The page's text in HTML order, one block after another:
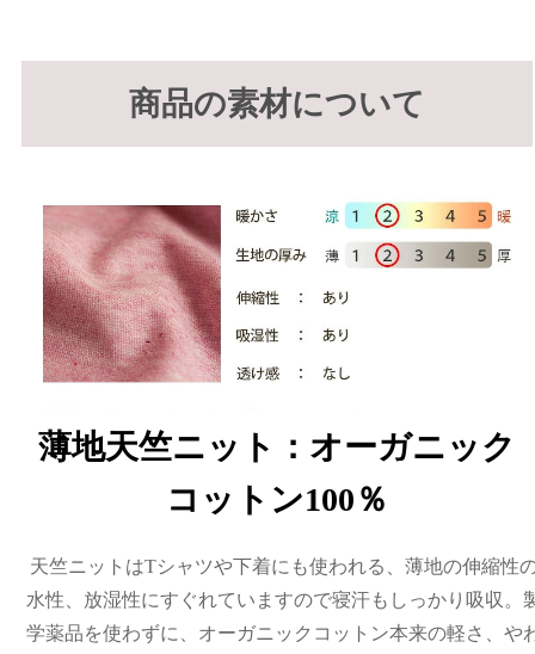
商品の素材について
薄地天竺ニット：オーガニック
コットン100％
天竺ニットはTシャツや下着にも使われる、薄地の伸縮性
水性、放湿性にすぐれていますので寝汗もしっかり吸収
学薬品を使わずに、オーガニックコットン本来の軽さ、